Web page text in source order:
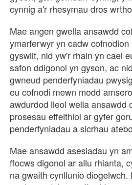
cynnig a'r rhesymau dros
Mae angen gwella ansawdd
ymarferwyr yn cadw cofnodion
gyswllt, nid yw'r rhain yn cael
safon ddigonol yn gyson, ac
gwneud penderfyniadau
eu cofnodi mewn modd
awdurdod lleol wella ansawdd
prosesau effeithiol ar gyfer
penderfyniadau a sicrhau
Mae ansawdd asesiadau yn
ffocws digonol ar allu rhianta,
na gwaith cynllunio diogelwch.